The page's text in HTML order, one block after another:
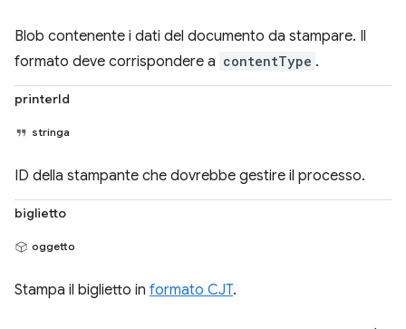
Blob contenente i dati del documento da stampare. Il
formato deve corrispondere a contentType .
printerId
stringa
ID della stampante che dovrebbe gestire il processo.
biglietto
oggetto
Stampa il biglietto in formato CJT.